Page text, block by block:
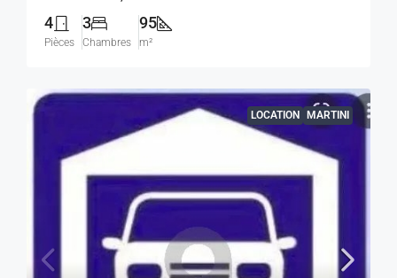
4
Pièces
3
Chambres
95
m²
LOCATION MARTINI